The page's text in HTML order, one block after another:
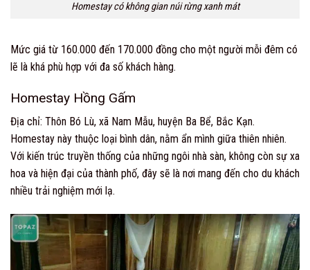
Homestay có không gian núi rừng xanh mát
Mức giá từ 160.000 đến 170.000 đồng cho một người mỗi đêm có
lẽ là khá phù hợp với đa số khách hàng.
Homestay Hồng Gấm
Địa chỉ: Thôn Bó Lù, xã Nam Mẫu, huyện Ba Bể, Bắc Kạn.
Homestay này thuộc loại bình dân, nằm ẩn mình giữa thiên nhiên.
Với kiến trúc truyền thống của những ngôi nhà sàn, không còn sự xa
hoa và hiện đại của thành phố, đây sẽ là nơi mang đến cho du khách
nhiều trải nghiệm mới lạ.